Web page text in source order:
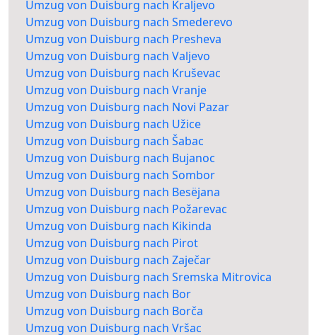
Umzug von Duisburg nach Kraljevo
Umzug von Duisburg nach Smederevo
Umzug von Duisburg nach Presheva
Umzug von Duisburg nach Valjevo
Umzug von Duisburg nach Kruševac
Umzug von Duisburg nach Vranje
Umzug von Duisburg nach Novi Pazar
Umzug von Duisburg nach Užice
Umzug von Duisburg nach Šabac
Umzug von Duisburg nach Bujanoc
Umzug von Duisburg nach Sombor
Umzug von Duisburg nach Besëjana
Umzug von Duisburg nach Požarevac
Umzug von Duisburg nach Kikinda
Umzug von Duisburg nach Pirot
Umzug von Duisburg nach Zaječar
Umzug von Duisburg nach Sremska Mitrovica
Umzug von Duisburg nach Bor
Umzug von Duisburg nach Borča
Umzug von Duisburg nach Vršac